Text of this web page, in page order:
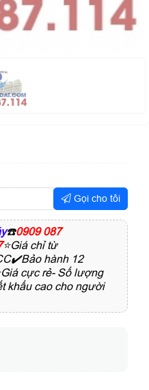
Gọi cho tôi
☎️0909 087
⭐Giá chỉ từ
hành 12
cực rẻ- Số lượng
khấu cao cho người